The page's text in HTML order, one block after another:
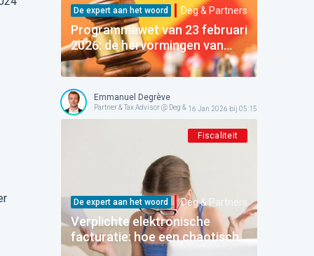
De expert aan het woord Deg & Partners
Programmawet van 23 februari
2026: de hervormingen van
Titel 2 „Financiën” ontcijferd
(Doc 56 1378/001)
Emmanuel Degrève
Partner & Tax Advisor @ Deg & Partners16 Jan 2026 bij 05:15
Fiscaliteit
De expert aan het woord Deg & Partners
Verplichte elektronische
facturatie: hoe een chaotische
start te overwinnen zonder de